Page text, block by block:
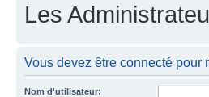
Les
Vous devez être connecté pour
Nom d'utilisateur: